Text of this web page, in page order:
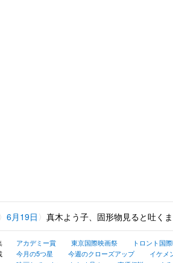
6月19日 真木よう子、固形物見ると吐く
アカデミー賞 東京国際映画祭 トロント国
今月の5つ星 今週のクローズアップ イケメ